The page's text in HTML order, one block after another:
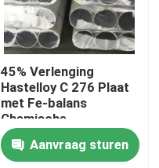
45% Verlenging
Hastelloy C 276 Plaat
met Fe-balans
Chemische
samenstelling
Aanvraag sturen